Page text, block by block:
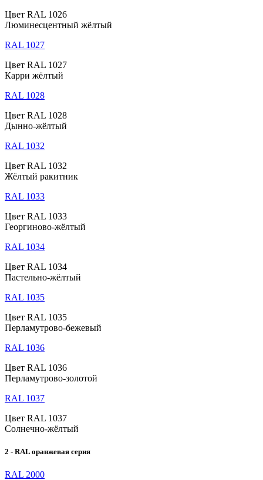
Цвет RAL 1026
Люминесцентный жёлтый
RAL 1027
Цвет RAL 1027
Карри жёлтый
RAL 1028
Цвет RAL 1028
Дынно-жёлтый
RAL 1032
Цвет RAL 1032
Жёлтый ракитник
RAL 1033
Цвет RAL 1033
Георгиново-жёлтый
RAL 1034
Цвет RAL 1034
Пастельно-жёлтый
RAL 1035
Цвет RAL 1035
Перламутрово-бежевый
RAL 1036
Цвет RAL 1036
Перламутрово-золотой
RAL 1037
Цвет RAL 1037
Солнечно-жёлтый
2 - RAL оранжевая серия
RAL 2000